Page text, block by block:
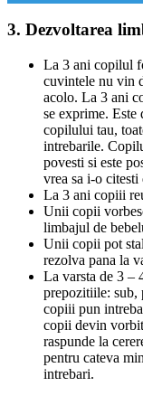
3. Dezvoltarea
La 3 ani copilul
cuvintele nu vin
acolo. La 3 ani
se exprime. Este
copilului tau,
intrebarile.
povesti si este
vrea sa i-o
La 3 ani copiii
Unii copii
limbajul de
Unii copii pot
rezolva pana la
La varsta de 3 –
prepozitiile: sub,
copiii pun
copii devin
raspunde la
pentru cateva
intrebari.